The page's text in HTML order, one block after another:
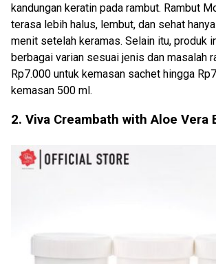
kandungan keratin pada rambut. Rambut
terasa lebih halus, lembut, dan sehat
menit setelah keramas. Selain itu, produk
berbagai varian sesuai jenis dan masalah
Rp7.000 untuk kemasan sachet hingga
kemasan 500 ml.
2. Viva Creambath with Aloe Vera